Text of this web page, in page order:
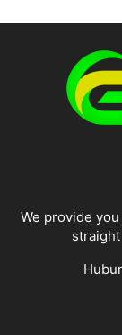
We provide